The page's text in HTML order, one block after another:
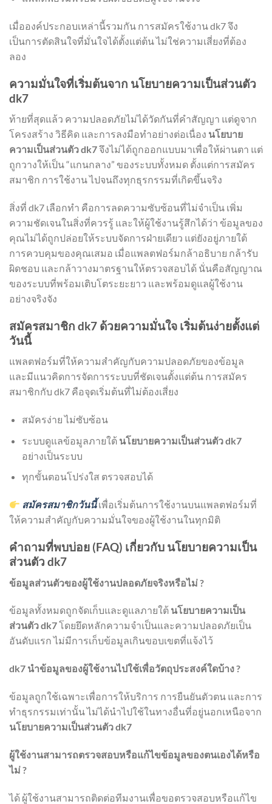
เมื่อองค์ประกอบเหล่านี้รวมกัน การสมัครใช้งาน dk7 จึง
เป็นการตัดสินใจที่มั่นใจได้ตั้งแต่ต้น ไม่ใช่ความเสี่ยงที่ต้อง
ลอง
ความมั่นใจที่เริ่มต้นจาก นโยบายความเป็นส่วนตัว
dk7
ท้ายที่สุดแล้ว ความปลอดภัยไม่ได้วัดกันที่คำสัญญา แต่ดูจาก
โครงสร้าง วิธีคิด และการลงมือทำอย่างต่อเนื่อง นโยบาย
ความเป็นส่วนตัว dk7จึงไม่ได้ถูกออกแบบมาเพื่อให้ผ่านตา แต่
ถูกวางให้เป็น “แกนกลาง” ของระบบทั้งหมด ตั้งแต่การสมัคร
สมาชิก การใช้งาน ไปจนถึงทุกธุรกรรมที่เกิดขึ้นจริง
สิ่งที่ dk7 เลือกทำ คือการลดความซับซ้อนที่ไม่จำเป็น เพิ่ม
ความชัดเจนในสิ่งที่ควรรู้ และให้ผู้ใช้งานรู้สึกได้ว่า ข้อมูลของ
คุณไม่ได้ถูกปล่อยให้ระบบจัดการฝ่ายเดียว แต่ยังอยู่ภายใต้
การควบคุมของคุณเสมอ เมื่อแพลตฟอร์มกล้าอธิบาย กล้ารับ
ผิดชอบ และกล้าวางมาตรฐานให้ตรวจสอบได้ นั่นคือสัญญาณ
ของระบบที่พร้อมเติบโตระยะยาว และพร้อมดูแลผู้ใช้งาน
อย่างจริงจัง
สมัครสมาชิก dk7 ด้วยความมั่นใจ เริ่มต้นง่ายตั้งแต่
วันนี้
แพลตฟอร์มที่ให้ความสำคัญกับความปลอดภัยของข้อมูล
และมีแนวคิดการจัดการระบบที่ชัดเจนตั้งแต่ต้น การสมัคร
สมาชิกกับ dk7 คือจุดเริ่มต้นที่ไม่ต้องเสี่ยง
สมัครง่าย ไม่ซับซ้อน
ระบบดูแลข้อมูลภายใต้ นโยบายความเป็นส่วนตัว dk7
อย่างเป็นระบบ
ทุกขั้นตอนโปร่งใส ตรวจสอบได้
สมัครสมาชิกวันนี้เพื่อเริ่มต้นการใช้งานบนแพลตฟอร์มที่
ให้ความสำคัญกับความมั่นใจของผู้ใช้งานในทุกมิติ
คำถามที่พบบ่อย (FAQ) เกี่ยวกับ นโยบายความเป็น
ส่วนตัว dk7
ข้อมูลส่วนตัวของผู้ใช้งานปลอดภัยจริงหรือไม่ ?
ข้อมูลทั้งหมดถูกจัดเก็บและดูแลภายใต้ นโยบายความเป็น
ส่วนตัว dk7โดยยึดหลักความจำเป็นและความปลอดภัยเป็น
อันดับแรก ไม่มีการเก็บข้อมูลเกินขอบเขตที่แจ้งไว้
dk7 นำข้อมูลของผู้ใช้งานไปใช้เพื่อวัตถุประสงค์ใดบ้าง ?
ข้อมูลถูกใช้เฉพาะเพื่อการให้บริการ การยืนยันตัวตน และการ
ทำธุรกรรมเท่านั้น ไม่ได้นำไปใช้ในทางอื่นที่อยู่นอกเหนือจาก
นโยบายความเป็นส่วนตัว dk7
ผู้ใช้งานสามารถตรวจสอบหรือแก้ไขข้อมูลของตนเองได้หรือ
ไม่ ?
ได้ ผู้ใช้งานสามารถติดต่อทีมงานเพื่อขอตรวจสอบหรือแก้ไข